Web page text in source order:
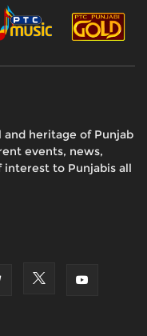
and heritage of Punjab
events, news,
interest to Punjabis all